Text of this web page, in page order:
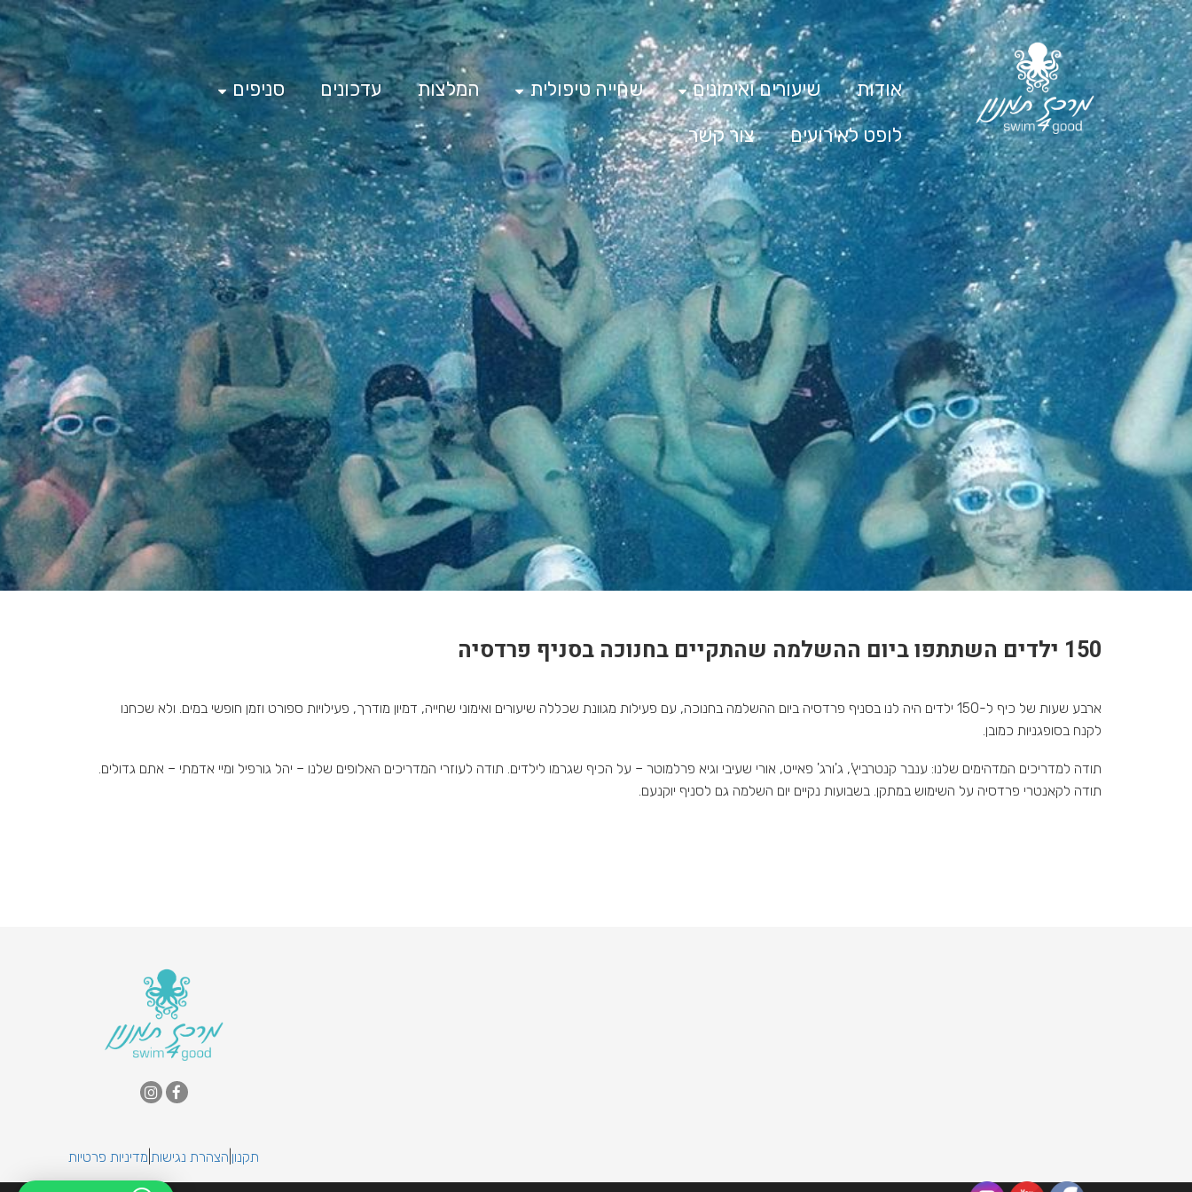
אודות שיעורים ואימונים שחייה טיפולית המלצות עדכונים
סניפים
לופט לאירועים
צור קשר
150 ילדים השתתפו ביום
ההשלמה שהתקיים בחנוכה
בסניף פרדסיה
150 ילדים השתתפו ביום ההשלמה שהתקיים בחנוכה בסניף פרדסיה
ארבע שעות של כיף ל-150 ילדים היה לנו בסניף פרדסיה ביום ההשלמה בחנוכה, עם פעילות מגוונת שכללה שיעורים ואימוני שחייה, דמיון מודרך, פעילויות ספורט וזמן חופשי במים. ולא שכחנו
לקנח בסופגניות כמובן.
תודה למדריכים המדהימים שלנו: ענבר קנטרביץ', ג'ורג' פאייט, אורי שעיבי וגיא פרלמוטר – על הכיף שגרמו לילדים. תודה לעוזרי המדריכים האלופים שלנו – יהל גורפיל ומיי אדמתי – אתם גדולים.
תודה לקאנטרי פרדסיה על השימוש במתקן. בשבועות נקיים יום השלמה גם לסניף יוקנעם.
תקנון הצהרת נגישות מדיניות פרטיות